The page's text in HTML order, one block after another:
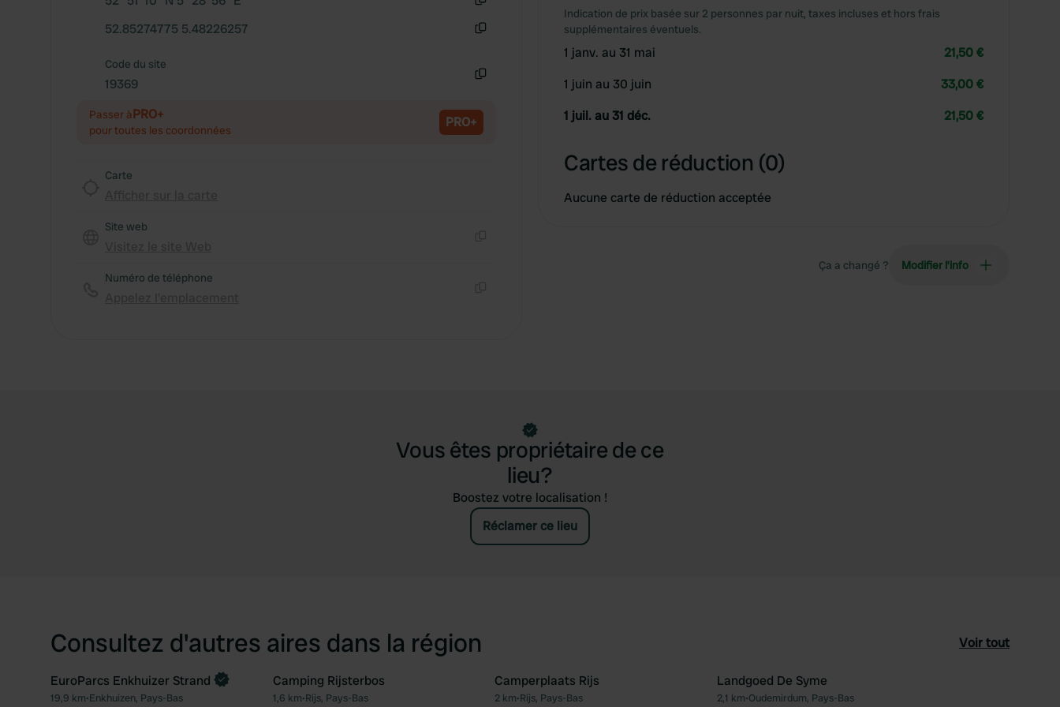
52.85274775 5.48226257
Code du site
19369
Passer àPRO+
pour toutes les coordonnées PRO+
Carte
Site web
Numéro de téléphone
Indication de prix basée sur 2 personnes par nuit, taxes incluses et hors frais
supplémentaires éventuels.
1 janv. au 31 mai
21,50 €
1 juin au 30 juin
33,00 €
1 juil. au 31 déc.
21,50 €
Cartes de réduction (0)
Aucune carte de réduction acceptée
Ça a changé ? Modifier l’info
Vous êtes propriétaire de ce
lieu?
Boostez votre localisation !
Réclamer ce lieu
Consultez d'autres aires dans la région Voir tout
Reserve maintenant
EuroParcs Enkhuizer Strand
19,9 km•Enkhuizen, Pays-Bas
Camping Rijsterbos
1,6 km•Rijs, Pays-Bas
Camperplaats Rijs
2 km•Rijs, Pays-Bas
Landgoed De Syme
2,1 km•Oudemirdum, Pays-Bas